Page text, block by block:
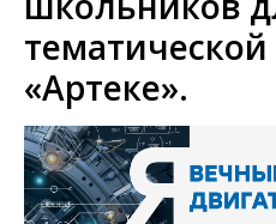
«Артеке».